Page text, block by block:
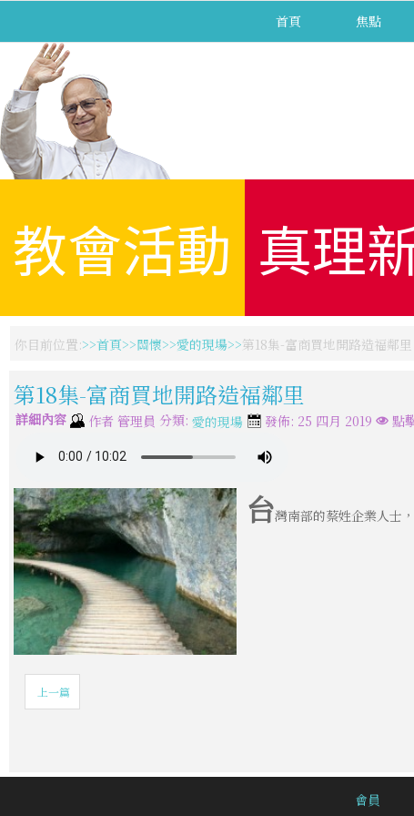
首頁 焦點
教會活動 真理
你目前位置: 首頁 關懷 愛的現場 第18集-富商買地開路造福鄰里
第18集-富商買地開路造福鄰里
詳細內容 作者 管理員 分類: 愛的現場 發佈: 25 四月 2019 點
台灣南部的蔡姓企業人士
上一篇
會員